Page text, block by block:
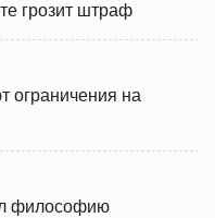
грозит штраф
ограничения на
философию